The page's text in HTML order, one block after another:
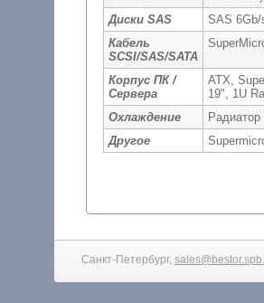
Диски SAS
SAS 6Gb/
Кабель
SCSI/SAS/SATA
Корпус ПК /
Сервера
ATX,
19", 1U
Охлаждение
Другое
Санкт-Петербург,